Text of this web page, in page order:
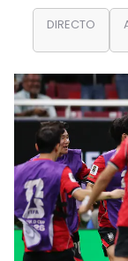
DIRECTO